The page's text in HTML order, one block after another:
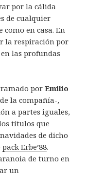
por la cálida
de cualquier
en casa. En
la respiración por
las profundas
porEmilio
la compañía-,
a partes iguales,
títulos que
de dicho
pack Erbe’88.
de turno en
un